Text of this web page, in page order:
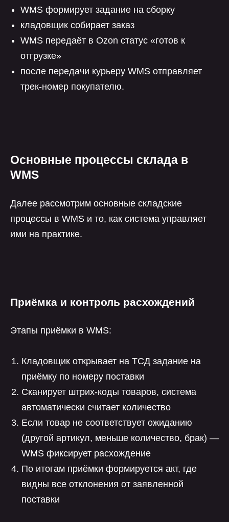
WMS формирует задание на сборку
кладовщик собирает заказ
WMS передаёт в Ozon статус «готов к
отгрузке»
после передачи курьеру WMS отправляет
трек-номер покупателю.
Основные процессы склада в
WMS
Далее рассмотрим основные складские
процессы в WMS и то, как система управляет
ими на практике.
Приёмка и контроль расхождений
Этапы приёмки в WMS:
Кладовщик открывает на ТСД задание на
приёмку по номеру поставки
Сканирует штрих-коды товаров, система
автоматически считает количество
Если товар не соответствует ожиданию
(другой артикул, меньше количество, брак) —
WMS фиксирует расхождение
По итогам приёмки формируется акт, где
видны все отклонения от заявленной
поставки